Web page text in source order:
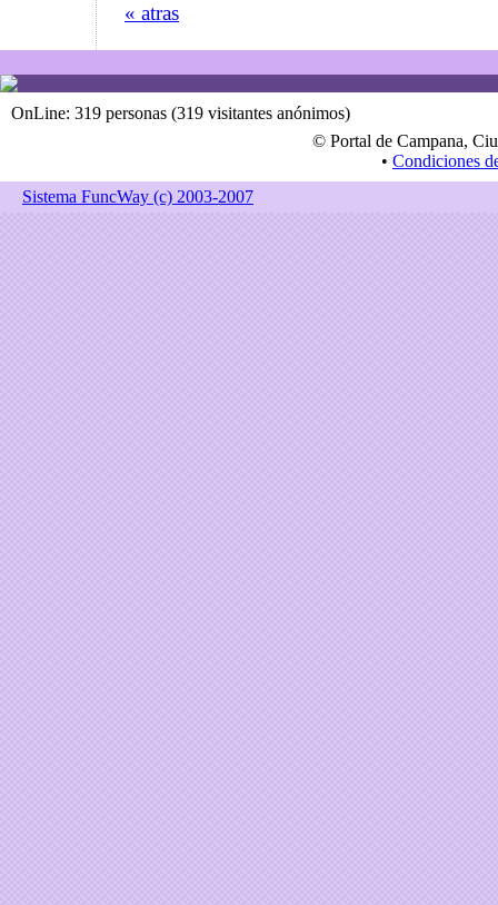
« atras
OnLine: 319 personas (319 visitantes anónimos)
© Portal de Campana,
• Condiciones
Sistema FuncWay (c) 2003-2007